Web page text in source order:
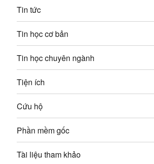
b
à
i
v
i
ế
t
Tin tức
Tin học cơ bản
Tin học chuyên ngành
Tiện ích
Cứu hộ
Phần mềm gốc
Tài liệu tham khảo